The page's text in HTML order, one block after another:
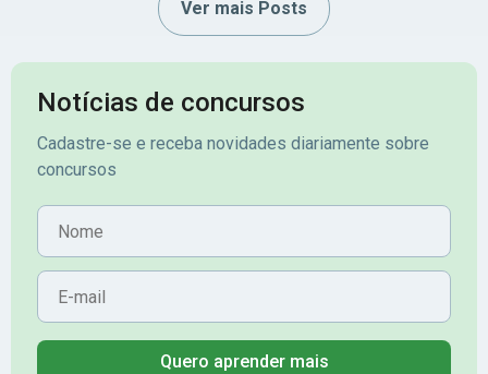
Ver mais Posts
Notícias de concursos
Cadastre-se e receba novidades diariamente sobre
concursos
Nome
E-mail
Quero aprender mais